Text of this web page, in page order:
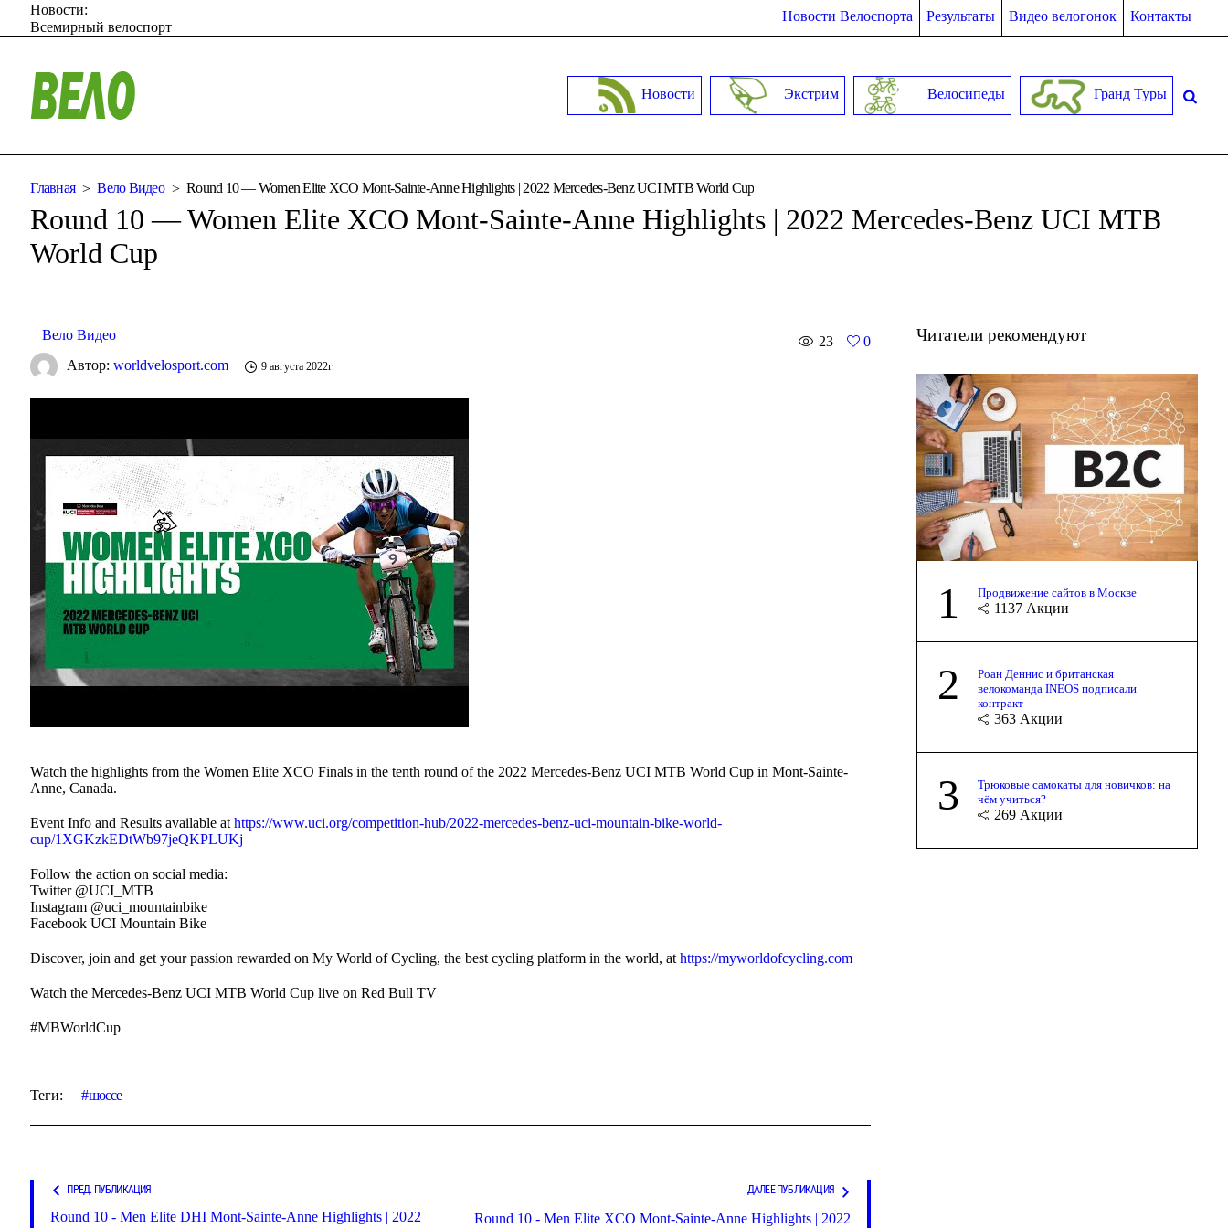
Новости Велоспорта Результаты Видео велогонок Контакты
Новости:
Всемирный велоспорт
Новости Экстрим Велосипеды Гранд Туры
Главная Вело Видео Round 10 — Women Elite XCO Mont-Sainte-Anne Highlights | 2022 Mercedes-Benz UCI MTB World Cup
Round 10 — Women Elite XCO Mont-Sainte-Anne Highlights | 2022 Mercedes-Benz UCI MTB
World Cup
Вело Видео 23
0
Автор:worldvelosport.com 9 августа 2022г.
Watch the highlights from the Women Elite XCO Finals in the tenth round of the 2022 Mercedes-Benz UCI MTB World Cup in Mont-Sainte-
Anne, Canada.
Event Info and Results available athttps://www.uci.org/competition-hub/2022-mercedes-benz-uci-mountain-bike-world-
cup/1XGKzkEDtWb97jeQKPLUKj
Follow the action on social media:
Twitter @UCI_MTB
Instagram @uci_mountainbike
Facebook UCI Mountain Bike
Discover, join and get your passion rewarded on My World of Cycling, the best cycling platform in the world, athttps://myworldofcycling.com
Watch the Mercedes-Benz UCI MTB World Cup live on Red Bull TV
#MBWorldCup
Теги: шоссе
ПРЕД. ПУБЛИКАЦИЯ
Round 10 - Men Elite DHI Mont-Sainte-Anne Highlights | 2022
ДАЛЕЕ ПУБЛИКАЦИЯ
Round 10 - Men Elite XCO Mont-Sainte-Anne Highlights | 2022
Читатели рекомендуют
1 Продвижение сайтов в Москве
1137 Акции
2
Роан Деннис и британская
велокоманда INEOS подписали
контракт
363 Акции
3
Трюковые самокаты для новичков: на
чём учиться?
269 Акции